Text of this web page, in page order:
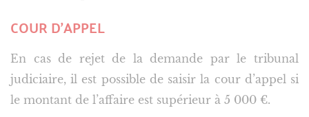
COUR D’APPEL
En cas de rejet de la demande par le tribunal
judiciaire, il est possible de saisir la cour d’appel si
le montant de l’affaire est supérieur à 5 000 €.